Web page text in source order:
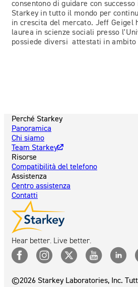
consentono di guidare con
Starkey in tutto il mondo per
in crescita del mercato. Jeff Geigel
laurea in scienze sociali presso
possiede diversi attestati in
Perché Starkey
Panoramica
Chi siamo
Team Starkey
Risorse
Compatibilità del telefono
Assistenza
Centro assistenza
Contatti
Hear better. Live better.
©2026 Starkey Laboratories, Inc.